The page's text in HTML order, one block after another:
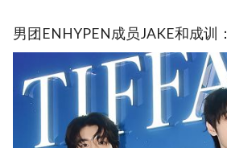
男团ENHYPEN成员JAKE和成训：